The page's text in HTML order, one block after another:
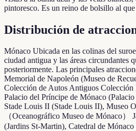
pintoresco. Es un reino de bolsillo al
Distribución de
Mónaco Ubicada en las colinas del
ciudad antigua y las áreas circundantes
posteriormente. Las principales
Memorial de Napoleón (Museo de
Colección de Autos Antiguos
Palacio del Príncipe de Mónaco
Stade Louis II (Stade Louis II), Museo
（Oceanográfico Museo de Mónaco）
(Jardins St-Martin), Catedral de